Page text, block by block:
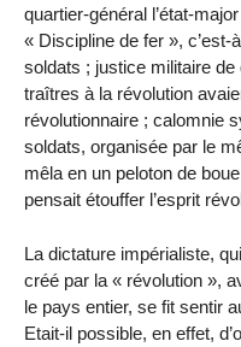
quartier-général l’état-
« Discipline de fer »,
soldats ; justice militaire
traîtres à la révolution
révolutionnaire ; calomnie
soldats, organisée par le
mêla en un peloton de
pensait étouffer l’esprit
La dictature impérialiste,
créé par la « révolution »,
le pays entier, se fit sentir
Etait-il possible, en effet,